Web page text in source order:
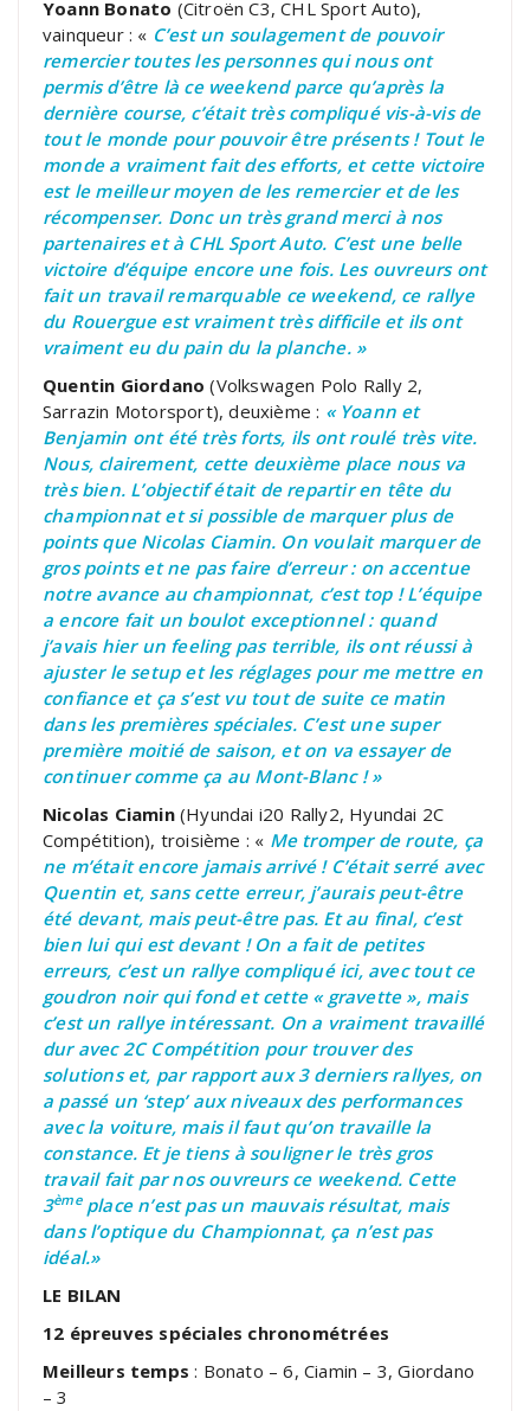
Yoann Bonato (Citroën C3, CHL Sport Auto),
vainqueur : « C’est un soulagement de pouvoir
remercier toutes les personnes qui nous ont
permis d’être là ce weekend parce qu’après la
dernière course, c’était très compliqué vis-à-vis de
tout le monde pour pouvoir être présents ! Tout le
monde a vraiment fait des efforts, et cette victoire
est le meilleur moyen de les remercier et de les
récompenser. Donc un très grand merci à nos
partenaires et à CHL Sport Auto. C’est une belle
victoire d’équipe encore une fois. Les ouvreurs ont
fait un travail remarquable ce weekend, ce rallye
du Rouergue est vraiment très difficile et ils ont
vraiment eu du pain du la planche. »
Quentin Giordano(Volkswagen Polo Rally 2,
Sarrazin Motorsport), deuxième : « Yoann et
Benjamin ont été très forts, ils ont roulé très vite.
Nous, clairement, cette deuxième place nous va
très bien. L’objectif était de repartir en tête du
championnat et si possible de marquer plus de
points que Nicolas Ciamin. On voulait marquer de
gros points et ne pas faire d’erreur : on accentue
notre avance au championnat, c’est top ! L’équipe
a encore fait un boulot exceptionnel : quand
j’avais hier un feeling pas terrible, ils ont réussi à
ajuster le setup et les réglages pour me mettre en
confiance et ça s’est vu tout de suite ce matin
dans les premières spéciales. C’est une super
première moitié de saison, et on va essayer de
continuer comme ça au Mont-Blanc ! »
Nicolas Ciamin(Hyundai i20 Rally2, Hyundai 2C
Compétition), troisième : « Me tromper de route, ça
ne m’était encore jamais arrivé ! C’était serré avec
Quentin et, sans cette erreur, j’aurais peut-être
été devant, mais peut-être pas. Et au final, c’est
bien lui qui est devant ! On a fait de petites
erreurs, c’est un rallye compliqué ici, avec tout ce
goudron noir qui fond et cette « gravette », mais
c’est un rallye intéressant. On a vraiment travaillé
dur avec 2C Compétition pour trouver des
solutions et, par rapport aux 3 derniers rallyes, on
a passé un ‘step’ aux niveaux des performances
avec la voiture, mais il faut qu’on travaille la
constance. Et je tiens à souligner le très gros
travail fait par nos ouvreurs ce weekend. Cette
3èmeplace n’est pas un mauvais résultat, mais
dans l’optique du Championnat, ça n’est pas
idéal.»
LE BILAN
12 épreuves spéciales chronométrées
Meilleurs temps : Bonato – 6, Ciamin – 3, Giordano
– 3